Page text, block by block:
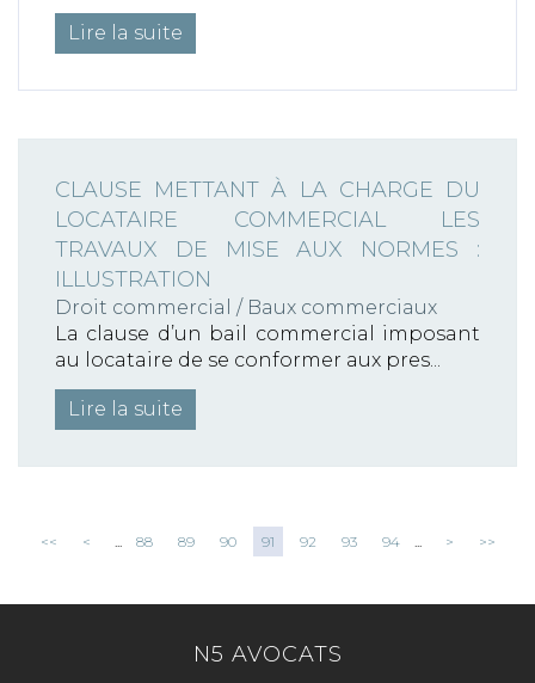
Lire la suite
CLAUSE METTANT À LA CHARGE DU
LOCATAIRE COMMERCIAL LES
TRAVAUX DE MISE AUX NORMES :
ILLUSTRATION
Droit commercial / Baux commerciaux
La clause d’un bail commercial imposant
au locataire de se conformer aux pres...
Lire la suite
<< < ... 88 89 90 91 92 93 94 ... > >>
N5 AVOCATS